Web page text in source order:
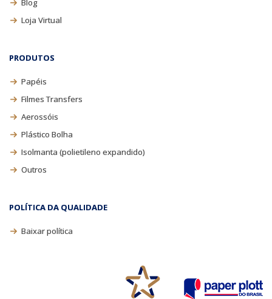
Blog
Loja Virtual
PRODUTOS
Papéis
Filmes Transfers
Aerossóis
Plástico Bolha
Isolmanta (polietileno expandido)
Outros
POLÍTICA DA QUALIDADE
Baixar política